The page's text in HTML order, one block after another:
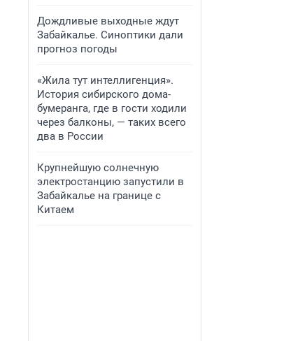
Дождливые выходные ждут
Забайкалье. Синоптики дали
прогноз погоды
«Жила тут интеллигенция».
История сибирского дома-
бумеранга, где в гости ходили
через балконы, — таких всего
два в России
Крупнейшую солнечную
электростанцию запустили в
Забайкалье на границе с
Китаем